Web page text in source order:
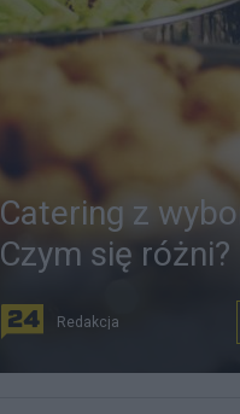
Catering z
Czym się różni?
Redakcja